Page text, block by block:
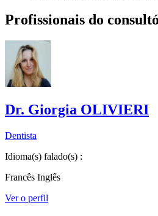
Profissionais do
Dr. Giorgia OLIVIERI
Dentista
Idioma(s) falado(s) :
Francês Inglês
Ver o perfil